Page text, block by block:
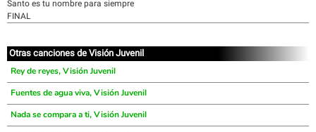
Santo es tu nombre para siempre
FINAL
Otras canciones de Visión Juvenil
Rey de reyes, Visión Juvenil
Fuentes de agua viva, Visión Juvenil
Nada se compara a ti, Visión Juvenil